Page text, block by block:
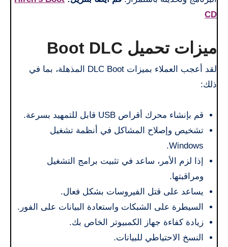
CD
ميزات تحميل Boot DLC
لقد أعجب العملاء بميزات DLC Boot المذهلة، بما في
ذلك:
قم بإنشاء محرك أقراص USB قابل للتمهيد بسرعة.
تشخيص وإصلاح المشاكل في أنظمة تشغيل
Windows.
إذا لزم الأمر، ساعد في تثبيت برامج التشغيل
ومراقبتها.
يساعد على قتل الفيروسات بشكل فعال.
السيطرة على الشبكات واستعادة البيانات على الفور.
زيادة كفاءة جهاز الكمبيوتر الخاص بك.
النسخ الاحتياطي للبيانات.